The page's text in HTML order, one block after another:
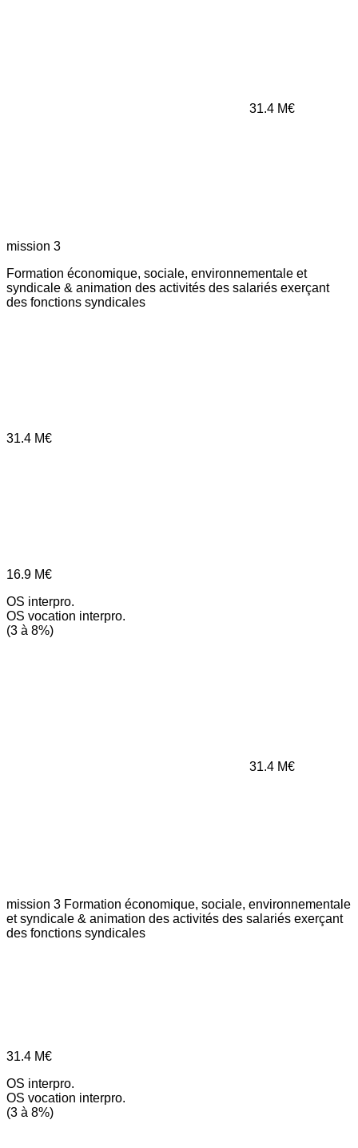
31.4 M€
mission 3
Formation économique, sociale, environnementale et
syndicale & animation des activités des salariés exerçant
des fonctions syndicales
31.4 M€
16.9 M€
OS interpro.
OS vocation interpro.
(3 à 8%)
31.4 M€
mission 3 Formation économique, sociale, environnementale
et syndicale & animation des activités des salariés exerçant
des fonctions syndicales
31.4 M€
OS interpro.
OS vocation interpro.
(3 à 8%)